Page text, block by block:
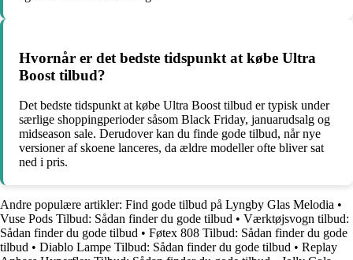
Hvornår er det bedste tidspunkt at købe Ultra
Boost tilbud?
Det bedste tidspunkt at købe Ultra Boost tilbud er typisk under
særlige shoppingperioder såsom Black Friday, januarudsalg og
midseason sale. Derudover kan du finde gode tilbud, når nye
versioner af skoene lanceres, da ældre modeller ofte bliver sat
ned i pris.
Andre populære artikler: Find gode tilbud på Lyngby Glas Melodia •
Vuse Pods Tilbud: Sådan finder du gode tilbud • Værktøjsvogn tilbud:
Sådan finder du gode tilbud • Føtex 808 Tilbud: Sådan finder du gode
tilbud • Diablo Lampe Tilbud: Sådan finder du gode tilbud • Replay